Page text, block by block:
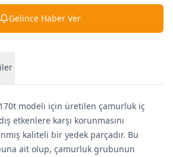
Gelince Haber Ver
modeli için üretilen çamurluk iç
etkenlere karşı korunmasını
kaliteli bir yedek parçadır. Bu
ait olup, çamurluk grubunun